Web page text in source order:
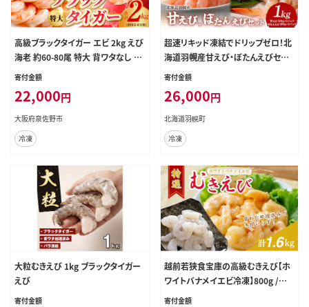
高級ブラックタイガー エビ 2kg えび
海老 約60-80尾 特大 背ワタなし G4
221
寄付金額
22,000円
大阪府泉佐野市
冷凍
超速リキッド凍結でドリップゼロ！北
海道羽幌産甘えび・ぼたんえびセット
計1kg【0311701】
寄付金額
26,000円
北海道羽幌町
冷凍
大粒むきえび 1kg ブラックタイガー
えび
寄付金額
越前若狭食宝庫の高級むきえび【ホ
ワイトバナメイエビ冷凍】800g /約9
0～100尾x2 海老
寄付金額